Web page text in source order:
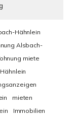
Hähnlein
Alsbach-
miete
mieten
Immobilien